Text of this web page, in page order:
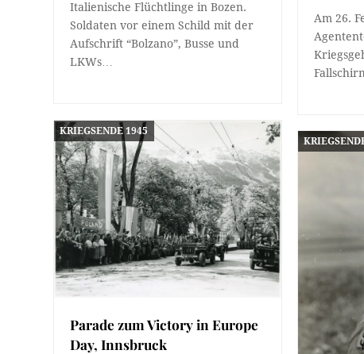
Italienische Flüchtlinge in Bozen.
Soldaten vor einem Schild mit der
Aufschrift “Bolzano”, Busse und
LKWs…
Am 26.
KRIEGSENDE 1945
Parade zum Victory in Europe
Day, Innsbruck